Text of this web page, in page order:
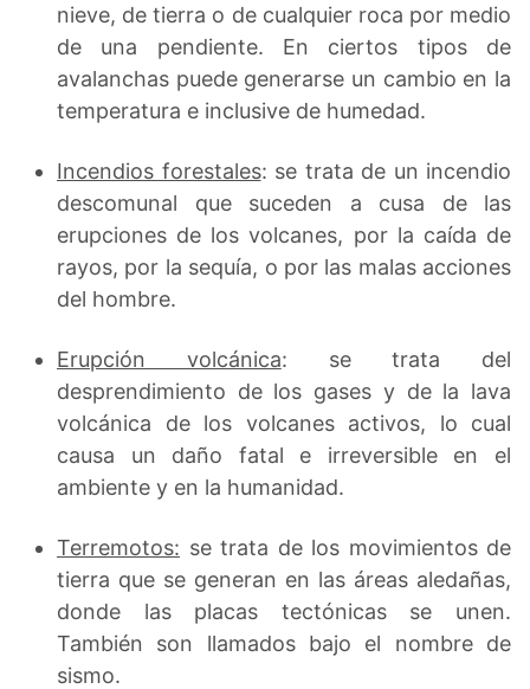
nieve, de tierra o de cualquier roca por medio
de una pendiente. En ciertos tipos de
avalanchas puede generarse un cambio en la
temperatura e inclusive de humedad.
Incendios forestales: se trata de un incendio
descomunal que suceden a cusa de las
erupciones de los volcanes, por la caída de
rayos, por la sequía, o por las malas acciones
del hombre.
Erupción volcánica: se trata del
desprendimiento de los gases y de la lava
volcánica de los volcanes activos, lo cual
causa un daño fatal e irreversible en el
ambiente y en la humanidad.
Terremotos: se trata de los movimientos de
tierra que se generan en las áreas aledañas,
donde las placas tectónicas se unen.
También son llamados bajo el nombre de
sismo.